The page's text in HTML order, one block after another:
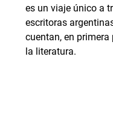
es un viaje único a
escritoras
cuentan, en primera
la literatura.